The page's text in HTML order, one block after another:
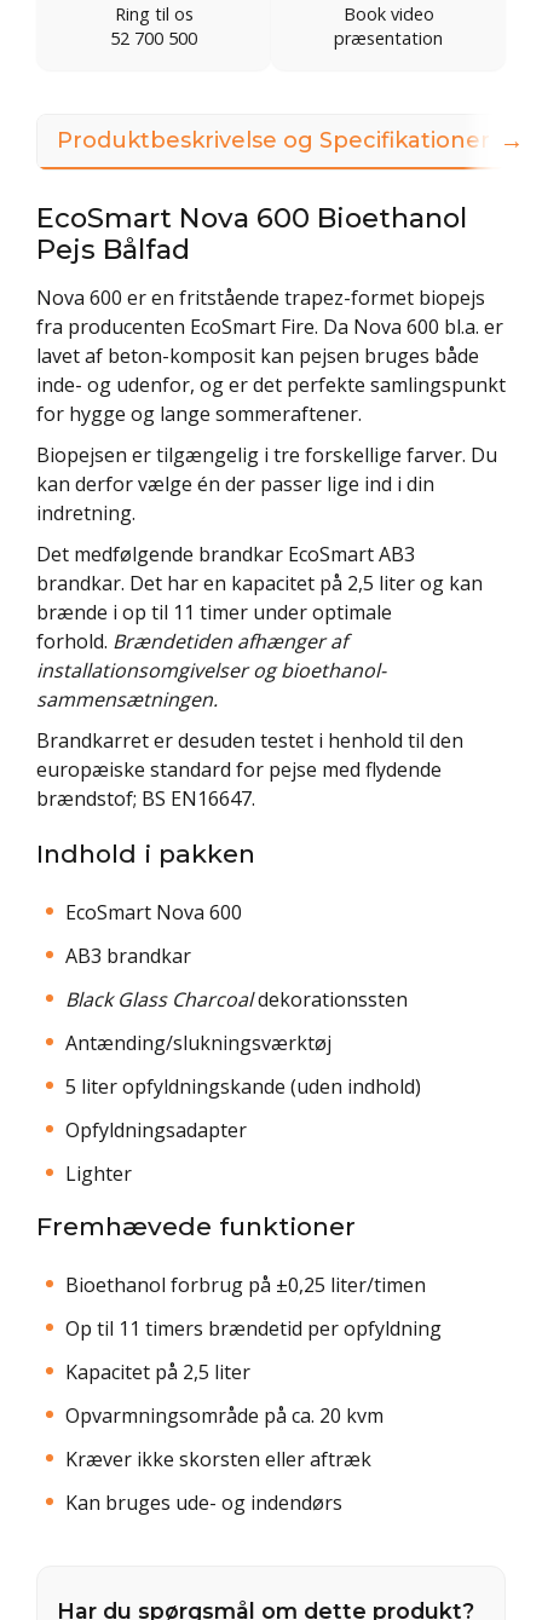
Ring til os
52 700 500
Book video
præsentation
Produktbeskrivelse og Specifikationer
EcoSmart Nova 600 Bioethanol
Pejs Bålfad
Nova 600 er en fritstående trapez-formet biopejs
fra producenten EcoSmart Fire. Da Nova 600 bl.a. er
lavet af beton-komposit kan pejsen bruges både
inde- og udenfor, og er det perfekte samlingspunkt
for hygge og lange sommeraftener.
Biopejsen er tilgængelig i tre forskellige farver. Du
kan derfor vælge én der passer lige ind i din
indretning.
Det medfølgende brandkar EcoSmart AB3
brandkar. Det har en kapacitet på 2,5 liter og kan
brænde i op til 11 timer under optimale
forhold. Brændetiden afhænger af
installationsomgivelser og bioethanol-
sammensætningen.
Brandkarret er desuden testet i henhold til den
europæiske standard for pejse med flydende
brændstof; BS EN16647.
Indhold i pakken
EcoSmart Nova 600
AB3 brandkar
Black Glass Charcoaldekorationssten
Antænding/slukningsværktøj
5 liter opfyldningskande (uden indhold)
Opfyldningsadapter
Lighter
Fremhævede funktioner
Bioethanol forbrug på ±0,25 liter/timen
Op til 11 timers brændetid per opfyldning
Kapacitet på 2,5 liter
Opvarmningsområde på ca. 20 kvm
Kræver ikke skorsten eller aftræk
Kan bruges ude- og indendørs
Har du spørgsmål om dette produkt?
→